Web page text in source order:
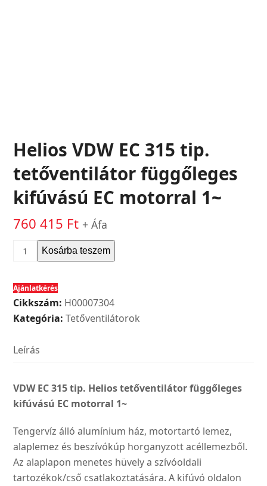
Helios VDW EC 315 tip.
tetőventilátor függőleges
kifúvású EC motorral 1~
760 415 Ft + Áfa
Helios
315
tip.
tetőventilátor
kifúvású
motorral
1~
Kosárba teszem
Ajánlatkérés
Cikkszám: H00007304
Kategória: Tetőventilátorok
Leírás
VDW EC 315 tip. Helios tetőventilátor függőleges
kifúvású EC motorral 1~
Tengervíz álló alumínium ház, motortartó lemez,
alaplemez és beszívókúp horganyzott acéllemezből.
Az alaplapon menetes hüvely a szívóoldali
tartozékok/cső csatlakoztatására. A kifúvó oldalon